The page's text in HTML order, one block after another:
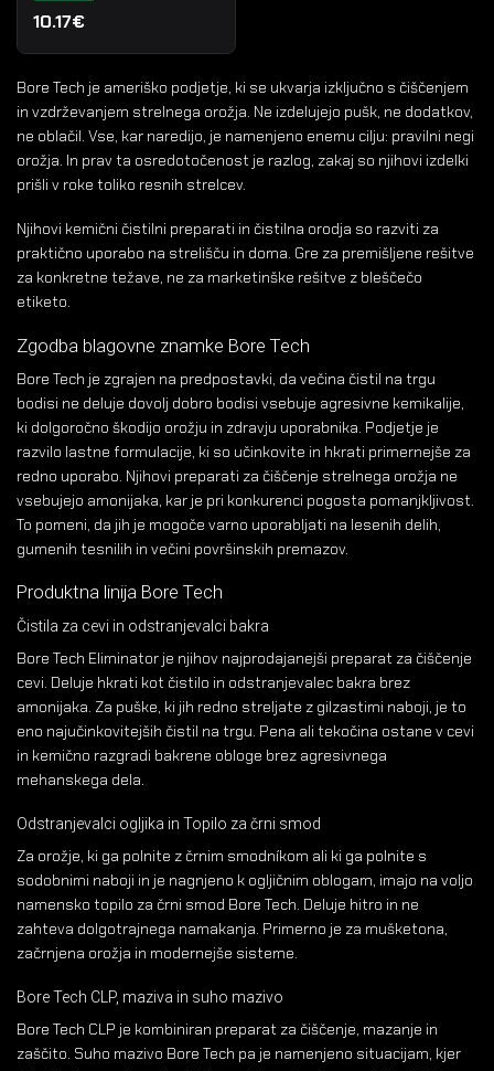
Bore Tech je ameriško podjetje, ki se ukvarja izključno s čiščenjem
in vzdrževanjem strelnega orožja. Ne izdelujejo pušk, ne dodatkov,
ne oblačil. Vse, kar naredijo, je namenjeno enemu cilju: pravilni negi
orožja. In prav ta osredotočenost je razlog, zakaj so njihovi izdelki
prišli v roke toliko resnih strelcev.
Njihovi kemični čistilni preparati in čistilna orodja so razviti za
praktično uporabo na strelišču in doma. Gre za premišljene rešitve
za konkretne težave, ne za marketinške rešitve z bleščečo
etiketo.
Zgodba blagovne znamke Bore Tech
Bore Tech je zgrajen na predpostavki, da večina čistil na trgu
bodisi ne deluje dovolj dobro bodisi vsebuje agresivne kemikalije,
ki dolgoročno škodijo orožju in zdravju uporabnika. Podjetje je
razvilo lastne formulacije, ki so učinkovite in hkrati primernejše za
redno uporabo. Njihovi preparati za čiščenje strelnega orožja ne
vsebujejo amonijaka, kar je pri konkurenci pogosta pomanjkljivost.
To pomeni, da jih je mogoče varno uporabljati na lesenih delih,
gumenih tesnilih in večini površinskih premazov.
Produktna linija Bore Tech
Čistila za cevi in odstranjevalci bakra
Bore Tech Eliminator je njihov najprodajanejši preparat za čiščenje
cevi. Deluje hkrati kot čistilo in odstranjevalec bakra brez
amonijaka. Za puške, ki jih redno streljate z gilzastimi naboji, je to
eno najučinkovitejših čistil na trgu. Pena ali tekočina ostane v cevi
in kemično razgradi bakrene obloge brez agresivnega
mehanskega dela.
Odstranjevalci ogljika in Topilo za črni smod
Za orožje, ki ga polnite z črnim smodníkom ali ki ga polnite s
sodobnimi naboji in je nagnjeno k ogljičnim oblogam, imajo na voljo
namensko topilo za črni smod Bore Tech. Deluje hitro in ne
zahteva dolgotrajnega namakanja. Primerno je za mušketona,
začrnjena orožja in modernejše sisteme.
Bore Tech CLP, maziva in suho mazivo
Bore Tech CLP je kombiniran preparat za čiščenje, mazanje in
zaščito. Suho mazivo Bore Tech pa je namenjeno situacijam, kjer
10.17€